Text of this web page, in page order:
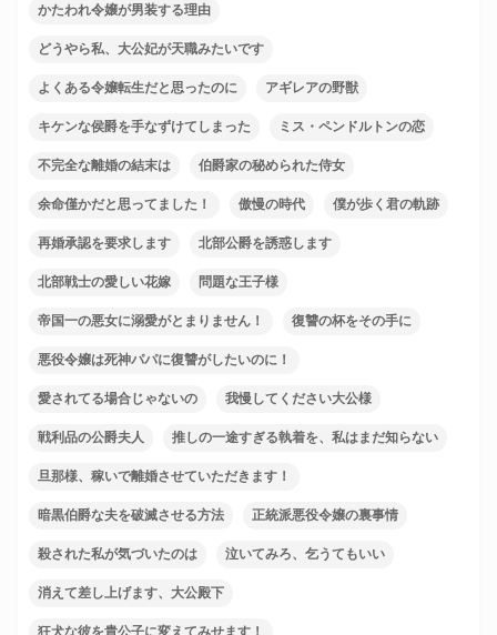
かたわれ令嬢が男装する理由
どうやら私、大公妃が天職みたいです
よくある令嬢転生だと思ったのに アギレアの野獣
キケンな侯爵を手なずけてしまった ミス・ペンドルトンの恋
不完全な離婚の結末は 伯爵家の秘められた侍女
余命僅かだと思ってました！ 傲慢の時代 僕が歩く君の軌跡
再婚承認を要求します 北部公爵を誘惑します
北部戦士の愛しい花嫁 問題な王子様
帝国一の悪女に溺愛がとまりません！ 復讐の杯をその手に
悪役令嬢は死神パパに復讐がしたいのに！
愛されてる場合じゃないの 我慢してください大公様
戦利品の公爵夫人 推しの一途すぎる執着を、私はまだ知らない
旦那様、稼いで離婚させていただきます！
暗黒伯爵な夫を破滅させる方法 正統派悪役令嬢の裏事情
殺された私が気づいたのは 泣いてみろ、乞うてもいい
消えて差し上げます、大公殿下
狂犬な彼を貴公子に変えてみせます！